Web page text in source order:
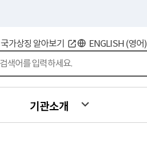
국가상징 알아보기 ENGLISH (영어)
기관소개